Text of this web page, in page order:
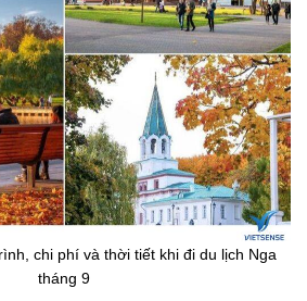
chi phí và thời tiết khi đi du lịch Nga
tháng 9